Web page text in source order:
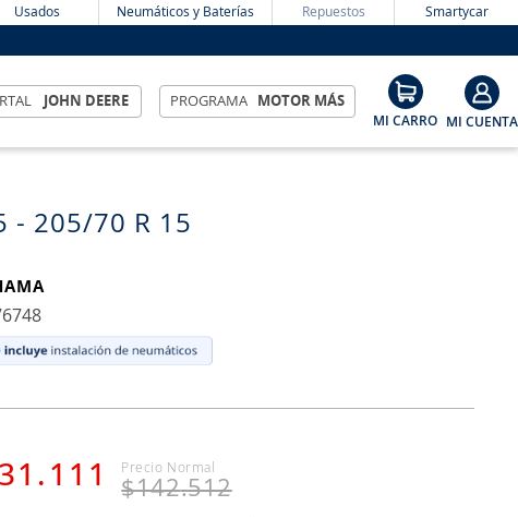
Usados Neumáticos y Baterías Repuestos Smartycar
JOHN DEERE PROGRAMA MOTOR MÁS
- 205/70 R 15
. 111 $142.512